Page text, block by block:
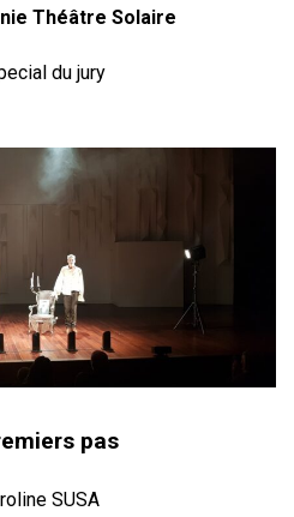
Théâtre Solaire
du jury
pas
SUSA